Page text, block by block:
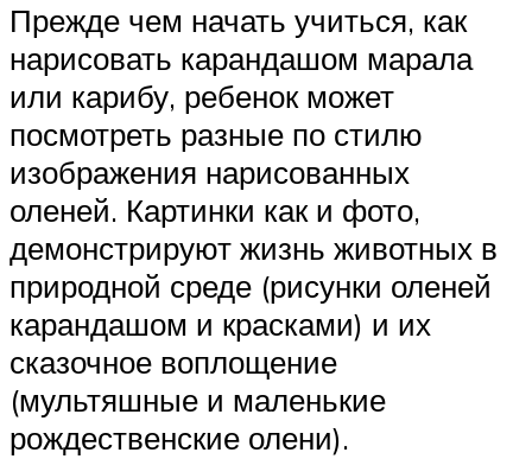
Прежде чем начать учиться, как
нарисовать карандашом марала
или карибу, ребенок может
посмотреть разные по стилю
изображения нарисованных
оленей. Картинки как и фото,
демонстрируют жизнь животных в
природной среде (рисунки оленей
карандашом и красками) и их
сказочное воплощение
(мультяшные и маленькие
рождественские олени).